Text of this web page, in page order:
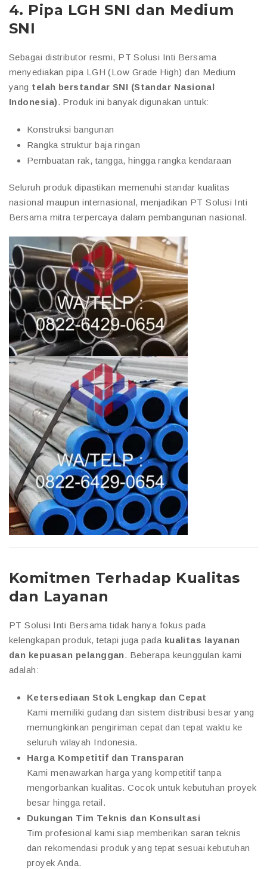
4. Pipa LGH SNI dan Medium
SNI
Sebagai distributor resmi, PT Solusi Inti Bersama
menyediakan pipa LGH (Low Grade High) dan Medium
yang telah berstandar SNI (Standar Nasional
Indonesia). Produk ini banyak digunakan untuk:
Konstruksi bangunan
Rangka struktur baja ringan
Pembuatan rak, tangga, hingga rangka kendaraan
Seluruh produk dipastikan memenuhi standar kualitas
nasional maupun internasional, menjadikan PT Solusi Inti
Bersama mitra terpercaya dalam pembangunan nasional.
Komitmen Terhadap Kualitas
dan Layanan
PT Solusi Inti Bersama tidak hanya fokus pada
kelengkapan produk, tetapi juga pada kualitas layanan
dan kepuasan pelanggan. Beberapa keunggulan kami
adalah:
Ketersediaan Stok Lengkap dan Cepat
Kami memiliki gudang dan sistem distribusi besar yang
memungkinkan pengiriman cepat dan tepat waktu ke
seluruh wilayah Indonesia.
Harga Kompetitif dan Transparan
Kami menawarkan harga yang kompetitif tanpa
mengorbankan kualitas. Cocok untuk kebutuhan proyek
besar hingga retail.
Dukungan Tim Teknis dan Konsultasi
Tim profesional kami siap memberikan saran teknis
dan rekomendasi produk yang tepat sesuai kebutuhan
proyek Anda.